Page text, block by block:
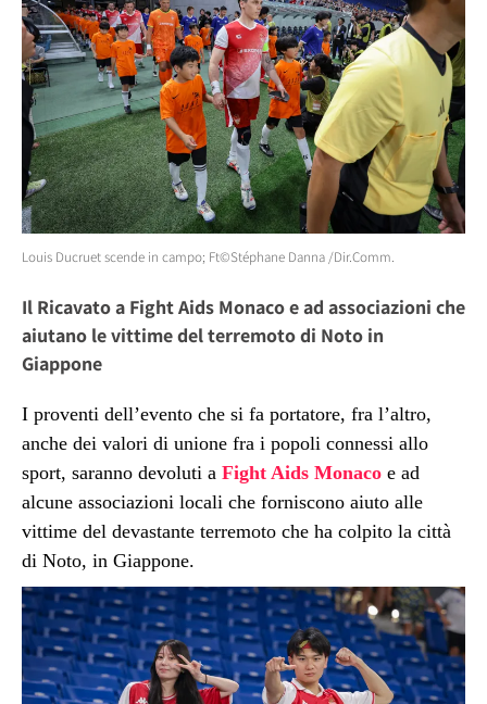
Louis Ducruet scende in campo; Ft©Stéphane Danna /Dir.Comm.
Il Ricavato a Fight Aids Monaco e ad associazioni che
aiutano le vittime del terremoto di Noto in
Giappone
I proventi dell’evento che si fa portatore, fra l’altro,
anche dei valori di unione fra i popoli connessi allo
sport, saranno devoluti a Fight Aids Monaco e ad
alcune associazioni locali che forniscono aiuto alle
vittime del devastante terremoto che ha colpito la città
di Noto, in Giappone.